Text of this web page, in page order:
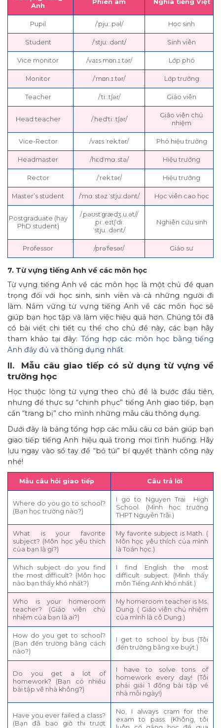
Anh
Phiên âm Nghĩa tiếng Việt
Pupil /ˈpjuː.pəl/ Học sinh
Student /ˈstjuː.dənt/ Sinh viên
Vice monitor /vaɪs mɒn.ɪ.tər/ Lớp phó
Monitor /ˈmɒn.ɪ.tər/ Lớp trưởng
Teacher /ˈtiː.tʃər/ Giáo viên
Head teacher /ˌhedˈtiː.tʃər/
Giáo viên chủ
nhiệm
Vice-Rector /vaɪs ˈrek.tər/ Phó hiệu trưởng
Headmaster /hɛdˈmɑːstə/ Hiệu trưởng
Rector /ˈrek.tər/ Hiệu trưởng
Master’s student /ˈmɑːstəz ˈstjuːdənt/ Học viên cao học
Postgraduate (hay
PhD student)
/ˌpəʊstˈɡrædʒ.u.ət//
ˌpiː.eɪtʃˈdiː
ˈstjuː.dənt/
Nghiên cứu sinh
Professor /prəˈfesər/ Giáo sư
7. Từ vựng tiếng Anh về các môn học
Từ vựng tiếng Anh về các môn học là một chủ đề quan
trọng đối với học sinh, sinh viên và cả những người đi
làm. Nắm vững từ vựng tiếng Anh về các môn học sẽ
giúp bạn học tập và làm việc hiệu quả hơn. Chúng tôi đã
có bài viết chi tiết cụ thể cho chủ đề này, các bạn hãy
tham khảo tại đây: Tổng hợp các môn học bằng tiếng
Anh đầy đủ và thông dụng nhất
II. Mẫu câu giao tiếp có sử dụng từ vựng về
trường học
Học thuộc lòng từ vựng theo chủ đề là bước đầu tiên,
nhưng để thực sự “chinh phục” tiếng Anh giao tiếp, bạn
cần “trang bị” cho mình những mẫu câu thông dụng.
Dưới đây là bảng tổng hợp các mẫu câu cơ bản giúp bạn
giao tiếp tiếng Anh hiệu quả trong mọi tình huống. Hãy
lưu ngay vào sổ tay để “bỏ túi” bí quyết thành công này
nhé!
Mẫu câu hỏi giao tiếp Câu trả lời
Where do you go to school?
(Bạn học trường nào?)
I go to Nguyen Trai High
School. (Mình học trường
THPT Nguyễn Trãi.)
What is your favorite
subject? (Môn học yêu thích
của bạn là gì?)
My favorite subject is Math. (
Môn học yêu thích của mình
là Toán học.)
Which subject do you find
the most difficult? (Môn học
nào bạn thấy khó nhất?)
I find English the most
difficult subject. (Mình thấy
môn Tiếng Anh khó nhất.)
Who is your homeroom
teacher? (Giáo viên chủ
nhiệm của bạn là ai?)
My homeroom teacher is Ms.
Dung. ( Giáo viên chủ nhiệm
của mình là cô Dung.)
How do you get to school?
(Bạn đến trường bằng cách
nào?)
I get to school by bus (Tôi
đến trường bằng xe buýt.)
Do you get a lot of
homework? (Bạn có nhiều
bài tập về nhà không?)
I have to solve tons of
homework every day! (Tôi
phải giải 1 đống bài tập về
nhà mỗi ngày!)
Have you ever failed a class?
(Bạn đã bao giờ thi trượt
No, I always cram for the
exam to pass. (Không, tôi